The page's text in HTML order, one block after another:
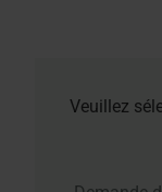
Veuillez